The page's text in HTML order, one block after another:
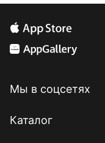
Мы в соцсетях
Каталог